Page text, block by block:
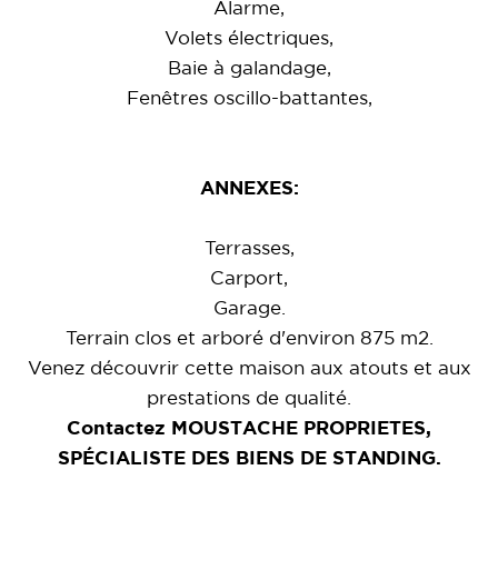
Alarme,
Volets électriques,
Baie à galandage,
Fenêtres oscillo-battantes,
ANNEXES:
Terrasses,
Carport,
Garage.
Terrain clos et arboré d'environ 875 m2.
Venez découvrir cette maison aux atouts et aux
prestations de qualité.
Contactez MOUSTACHE PROPRIETES,
SPÉCIALISTE DES BIENS DE STANDING.